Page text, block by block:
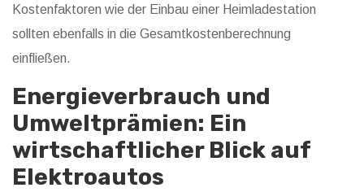
Kostenfaktoren wie der Einbau einer Heimladestation
sollten ebenfalls in die Gesamtkostenberechnung
einfließen.
Energieverbrauch und
Umweltprämien: Ein
wirtschaftlicher Blick auf
Elektroautos